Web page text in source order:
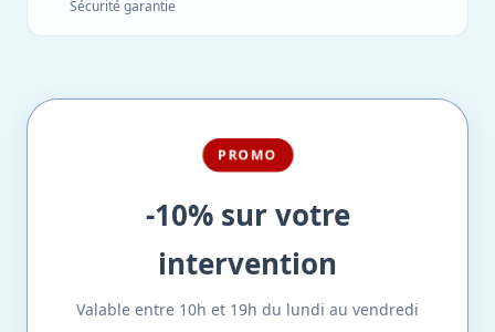
Sécurité garantie
PROMO
-10% sur votre
intervention
Valable entre 10h et 19h du lundi au vendredi